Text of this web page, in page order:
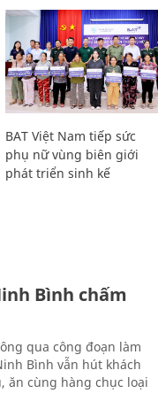
BAT Việt Nam tiếp sức
phụ nữ vùng biên giới
phát triển sinh kế
Bình chấm
qua công đoạn làm
Bình vẫn hút khách
cùng hàng chục loại